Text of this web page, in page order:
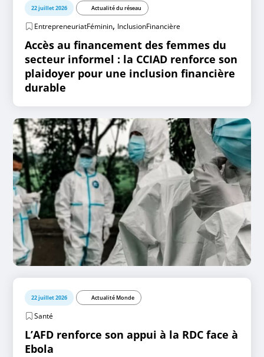
22 juillet 2026 Actualité du réseau
EntrepreneuriatFéminin, InclusionFinancière
Accès au financement des femmes du
secteur informel : la CCIAD renforce son
plaidoyer pour une inclusion financière
durable
22 juillet 2026 Actualité Monde
Santé
L’AFD renforce son appui à la RDC face à
Ebola